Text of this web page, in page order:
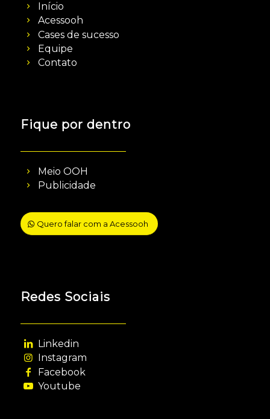
Início
Acessooh
Cases de sucesso
Equipe
Contato
Fique por dentro
Meio OOH
Publicidade
Quero falar com a Acessooh
Redes Sociais
Linkedin
Instagram
Facebook
Youtube